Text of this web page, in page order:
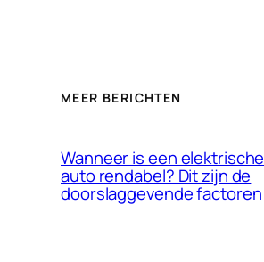
MEER BERICHTEN
Wanneer is een elektrische
auto rendabel? Dit zijn de
doorslaggevende factoren